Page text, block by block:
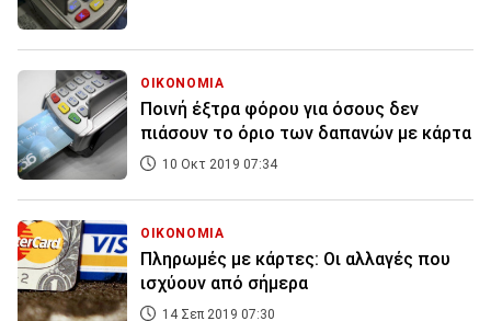
ΟΙΚΟΝΟΜΙΑ
Ποινή έξτρα φόρου για όσους δεν
πιάσουν το όριο των δαπανών με κάρτα
10 Οκτ 2019 07:34
ΟΙΚΟΝΟΜΙΑ
Πληρωμές με κάρτες: Οι αλλαγές που
ισχύουν από σήμερα
14 Σεπ 2019 07:30